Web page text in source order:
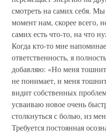
смотреть на самих себя.
момент нам, скорее всего,
самих есть что-то, на что
Когда кто-то мне
ответственность, я
добавляю: «Но меня
не понимает, и меня
видит собственных
усваиваю новое очень
столкнуться с болью, из
Требуется постоянная